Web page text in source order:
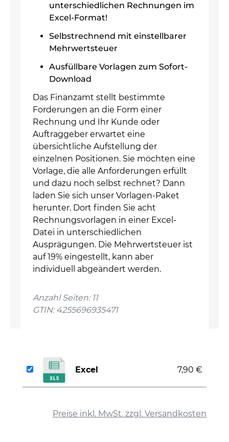
unterschiedlichen Rechnungen im
Excel-Format!
Selbstrechnend mit einstellbarer
Mehrwertsteuer
Ausfüllbare Vorlagen zum Sofort-
Download
Das Finanzamt stellt bestimmte
Forderungen an die Form einer
Rechnung und Ihr Kunde oder
Auftraggeber erwartet eine
übersichtliche Aufstellung der
einzelnen Positionen. Sie möchten eine
Vorlage, die alle Anforderungen erfüllt
und dazu noch selbst rechnet? Dann
laden Sie sich unser Vorlagen-Paket
herunter. Dort finden Sie acht
Rechnungsvorlagen in einer Excel-
Datei in unterschiedlichen
Ausprägungen. Die Mehrwertsteuer ist
auf 19% eingestellt, kann aber
individuell abgeändert werden.
Anzahl Seiten: 11
GTIN: 4255696935471
Preise inkl. MwSt. zzgl. Versandkosten
Excel 7,90 €